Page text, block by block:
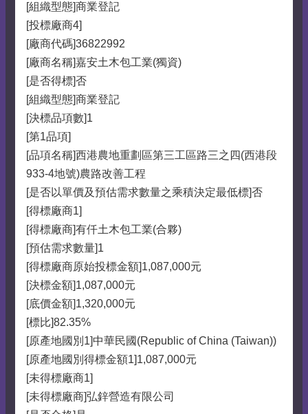
[組織型態]商業登記
[投標廠商4]
[廠商代碼]36822992
[廠商名稱]嘉安土木包工業(獨資)
[是否得標]否
[組織型態]商業登記
[決標品項數]1
[第1品項]
[品項名稱]西港農地重劃區第三工區路三之四(西港段
933-4地號)農路改善工程
[是否以單價及預估需求數量之乘積決定最低標]否
[得標廠商1]
[得標廠商]有仟土木包工業(合夥)
[預估需求數量]1
[得標廠商原始投標金額]1,087,000元
[決標金額]1,087,000元
[底價金額]1,320,000元
[標比]82.35%
[原產地國別1]中華民國(Republic of China (Taiwan))
[原產地國別得標金額1]1,087,000元
[未得標廠商1]
[未得標廠商]弘鋅營造有限公司